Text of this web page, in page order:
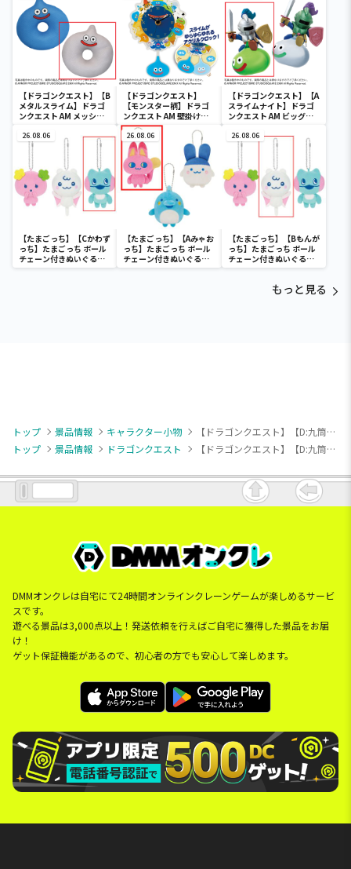
【ドラゴンクエスト】【B
メタルスライム】ドラゴ
ンクエスト AM メッシュ
ライム＆メタルスライム
【ドラゴンクエスト】
【モンスター柄】ドラゴ
ンクエスト AM 壁掛け時
計 ～モンスターがいっぱ
い！編～
【ドラゴンクエスト】【A
スライムナイト】ドラゴ
ンクエスト AM ビッグク
ナイト＆メタルライダー
26.08.06
【たまごっち】【Cかわず
っち】たまごっち ボール
チェーン付きぬいぐるみ
～Tamagotchi
26.08.06
【たまごっち】【Aみゃお
っち】たまごっち ボール
チェーン付きぬいぐるみ
～Tamagotchi
26.08.06
【たまごっち】【Bもんが
っち】たまごっち ボール
チェーン付きぬいぐるみ
～Tamagotchi
もっと見る
トップ 景品情報 キャラクター小物
【ドラゴンクエスト】【D:九筒】ドラゴンクエストウォーク AM ツモるんです スラミチの麻雀牌キーホルダー
トップ
景品情報 ドラゴンクエスト 【ドラゴンクエスト】【D:九筒】ドラゴンクエストウォーク AM ツモるんです スラミチの麻雀牌キーホルダー
DMMオンクレは自宅にて24時間オンラインクレーンゲームが楽しめるサービ
スです。
遊べる景品は3,000点以上！発送依頼を行えばご自宅に獲得した景品をお届
け！
ゲット保証機能があるので、初心者の方でも安心して楽しめます。